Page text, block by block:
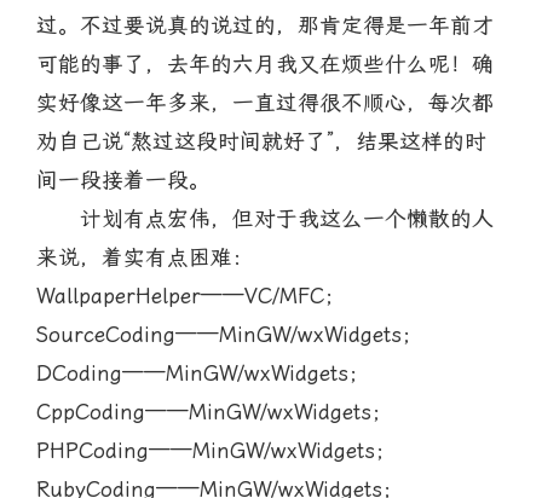
过。不过要说真的说过的，那肯定得是一年前才
可能的事了，去年的六月我又在烦些什么呢！确
实好像这一年多来，一直过得很不顺心，每次都
劝自己说“熬过这段时间就好了”，结果这样的时
间一段接着一段。
计划有点宏伟，但对于我这么一个懒散的人
来说，着实有点困难：
WallpaperHelper——VC/MFC；
SourceCoding——MinGW/wxWidgets；
DCoding——MinGW/wxWidgets；
CppCoding——MinGW/wxWidgets；
PHPCoding——MinGW/wxWidgets；
RubyCoding——MinGW/wxWidgets；